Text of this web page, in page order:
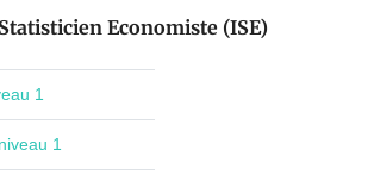
Economiste (ISE)
1
1